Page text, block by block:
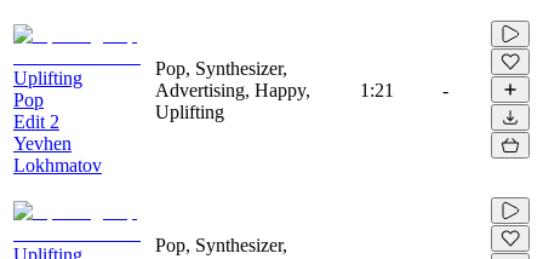
Uplifting
Pop
Edit 2
Yevhen
Lokhmatov
Pop, Synthesizer,
Advertising, Happy,
Uplifting
1:21 -
Uplifting
Pop, Synthesizer,